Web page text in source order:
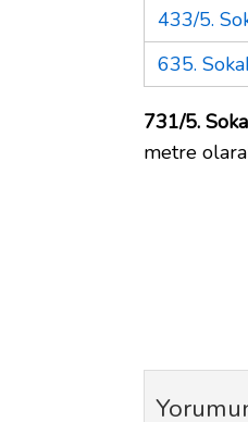
433/5.
635.
731/5.
metre